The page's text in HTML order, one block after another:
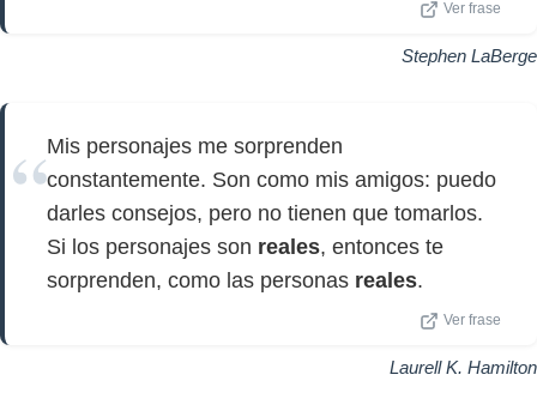
Ver frase
Stephen LaBerge
Mis personajes me sorprenden
constantemente. Son como mis amigos: puedo
darles consejos, pero no tienen que tomarlos.
Si los personajes son reales, entonces te
sorprenden, como las personas reales.
Ver frase
Laurell K. Hamilton